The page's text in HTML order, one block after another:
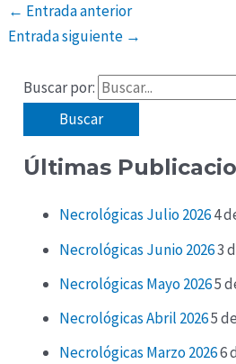
← Entrada anterior
Entrada siguiente →
Buscar por:
Últimas
Necrológicas Julio 20264
Necrológicas Junio 20263
Necrológicas Mayo 20265
Necrológicas Abril 20265
Necrológicas Marzo 20266